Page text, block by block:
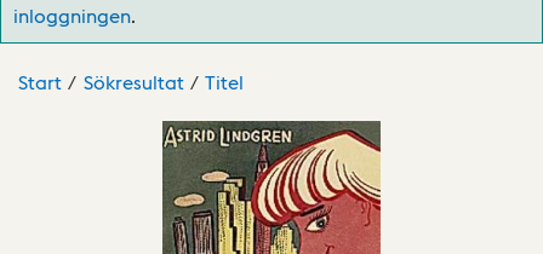
inloggningen.
Start Sökresultat Titel